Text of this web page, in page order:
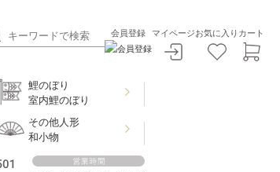
会員登録 マイページお気に入りカート
鯉のぼり
室内鯉のぼり
その他人形
和小物